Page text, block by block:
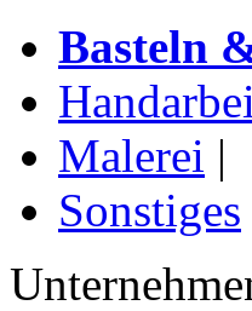
Basteln
Malerei |
Sonstiges